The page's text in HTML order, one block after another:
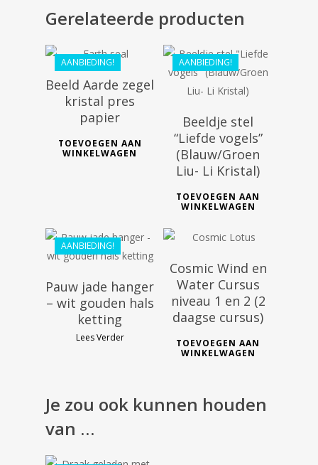
Gerelateerde producten
AANBIEDING!
€
Beeld Aarde zegel
kristal pres
papier
TOEVOEGEN AAN
WINKELWAGEN
AANBIEDING!
€ 288.99
Beeldje stel
“Liefde vogels”
(Blauw/Groen
Liu- Li Kristal)
TOEVOEGEN AAN
WINKELWAGEN
AANBIEDING!
€116.99
Pauw jade hanger
– wit gouden hals
ketting
Lees Verder
€286.99
Cosmic Wind en
Water Cursus
niveau 1 en 2 (2
daagse cursus)
TOEVOEGEN AAN
WINKELWAGEN
Je zou ook kunnen houden
van …
€36.99
€33.29